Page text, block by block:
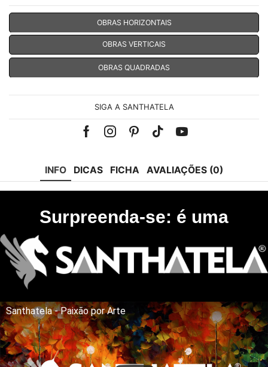
OBRAS HORIZONTAIS
OBRAS VERTICAIS
OBRAS QUADRADAS
SIGA A SANTHATELA
FacebookInstagramPinterest
Tik-Youtube
INFO DICAS FICHA AVALIAÇÕES (0)
Surpreenda-se: é uma
Santhatela - Paixão por Arte